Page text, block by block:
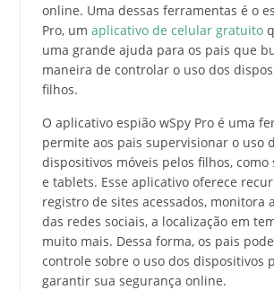
online. Uma dessas ferramentas é o
Pro, um aplicativo de celular gratuito
uma grande ajuda para os pais que
maneira de controlar o uso dos
filhos.
O aplicativo espião wSpy Pro é uma
permite aos pais supervisionar o uso
dispositivos móveis pelos filhos,
e tablets. Esse aplicativo oferece
registro de sites acessados, monitora
das redes sociais, a localização em
muito mais. Dessa forma, os pais
controle sobre o uso dos dispositivos
garantir sua segurança online.